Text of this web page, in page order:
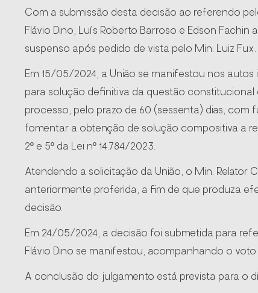
Com a submissão desta decisão ao referendo
Flávio Dino, Luís Roberto Barroso e Edson
suspenso após pedido de vista pelo Min. Luiz Fux.
Em 15/05/2024, a União se manifestou nos
para solução definitiva da questão
processo, pelo prazo de 60 (sessenta) dias, com
fomentar a obtenção de solução compositiva a
2º e 5º da Lei nº 14.784/2023.
Atendendo a solicitação da União, o Min. Relator
anteriormente proferida, a fim de que produza
decisão.
Em 24/05/2024, a decisão foi submetida para
Flávio Dino se manifestou, acompanhando o voto
A conclusão do julgamento está prevista para o